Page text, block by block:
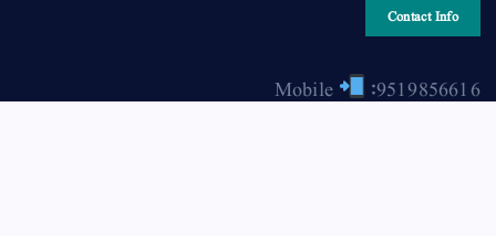
Contact Info
Mobile
:9519856616